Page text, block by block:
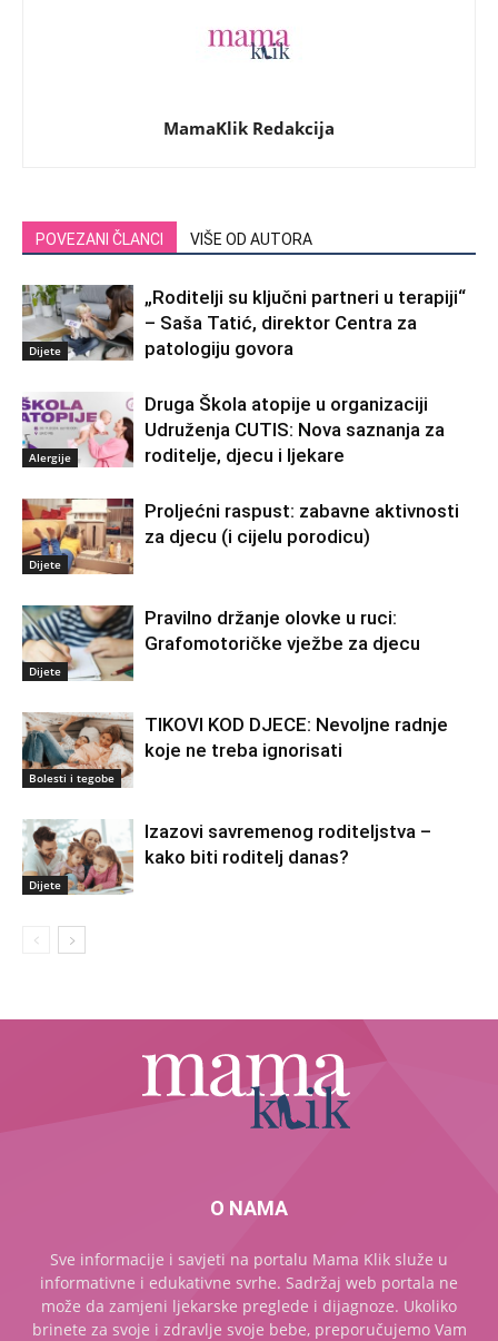
MamaKlik Redakcija
POVEZANI ČLANCI VIŠE OD AUTORA
Dijete
„Roditelji su ključni partneri u terapiji“
– Saša Tatić, direktor Centra za
patologiju govora
Alergije
Druga Škola atopije u organizaciji
Udruženja CUTIS: Nova saznanja za
roditelje, djecu i ljekare
Dijete
Proljećni raspust: zabavne aktivnosti
za djecu (i cijelu porodicu)
Dijete
Pravilno držanje olovke u ruci:
Grafomotoričke vježbe za djecu
Bolesti i tegobe
TIKOVI KOD DJECE: Nevoljne radnje
koje ne treba ignorisati
Dijete
Izazovi savremenog roditeljstva –
kako biti roditelj danas?
O NAMA
Sve informacije i savjeti na portalu Mama Klik služe u
informativne i edukativne svrhe. Sadržaj web portala ne
može da zamjeni ljekarske preglede i dijagnoze. Ukoliko
brinete za svoje i zdravlje svoje bebe, preporučujemo Vam